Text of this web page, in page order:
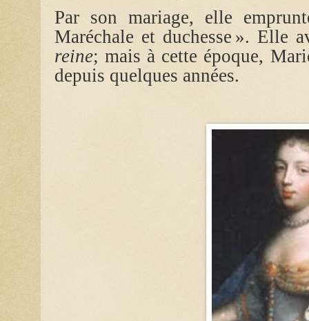
Par son mariage, elle
Maréchale et duchesse ». Elle
reine; mais à cette époque,
depuis quelques années.